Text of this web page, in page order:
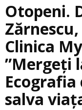
Otopeni.
Clinica
”Mergeţi
salva